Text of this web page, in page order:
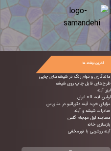
آخرین نوشته ها
ماندگاری و دوام رنگ در شیشه‌های چاپی
طرح‌های قابل چاپ روی شیشه
لیزر آینه
اولین آینه nft ایران
مزایای خرید آینه دکوراتیو در متاورس
صادرات شیشه و آینه
مسابقه اول مهجام گلس
بازسازی خانه
آینه روشویی با نورمخفی